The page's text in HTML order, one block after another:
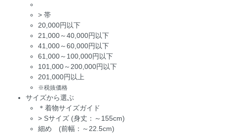
> 帯
20,000円以下
21,000～40,000円以下
41,000～60,000円以下
61,000～100,000円以下
101,000～200,000円以下
201,000円以上
※税抜価格
サイズから選ぶ
＊着物サイズガイド
> Sサイズ (身丈：～155cm)
細め (前幅：～22.5cm)